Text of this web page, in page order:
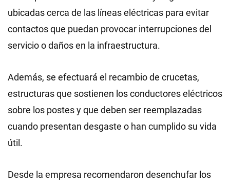
ubicadas cerca de las líneas eléctricas para evitar
contactos que puedan provocar interrupciones del
servicio o daños en la infraestructura.
Además, se efectuará el recambio de crucetas,
estructuras que sostienen los conductores eléctricos
sobre los postes y que deben ser reemplazadas
cuando presentan desgaste o han cumplido su vida
útil.
Desde la empresa recomendaron desenchufar los